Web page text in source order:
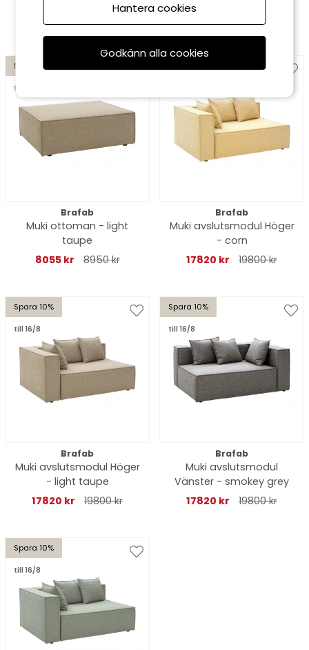
8055 kr
19800 kr
Spara 10%
till 16/8
Brafab
Muki ottoman - light
taupe
8055 kr
8950 kr
Brafab
Muki avslutsmodul Höger
- corn
17820 kr
19800 kr
Spara 10%
till 16/8
Brafab
Muki avslutsmodul Höger
- light taupe
17820 kr
19800 kr
Spara 10%
till 16/8
Brafab
Muki avslutsmodul
Vänster - smokey grey
17820 kr
19800 kr
Spara 10%
till 16/8
Hantera cookies
Godkänn alla cookies